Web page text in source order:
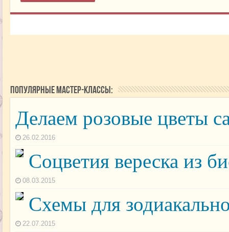
Популярные мастер-классы:
Делаем розовые цветы
26.02.2016
Соцветия вереска из
08.03.2015
Схемы для
22.07.2015